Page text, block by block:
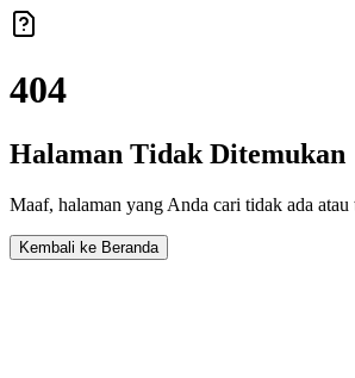
404
Halaman Tidak Ditemukan
Maaf, halaman yang Anda cari tidak ada
Kembali ke Beranda